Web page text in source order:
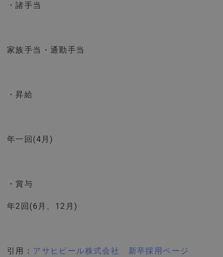
・諸手当
家族手当・通勤手当
・昇給
年一回(4月)
・賞与
年2回(6月、12月)
引用： アサヒビール株式会社 新卒採用ページ